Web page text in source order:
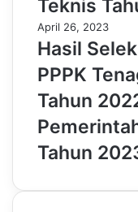
Teknis
April 26, 2023
Hasil
PPPK
Tahun
Tahun